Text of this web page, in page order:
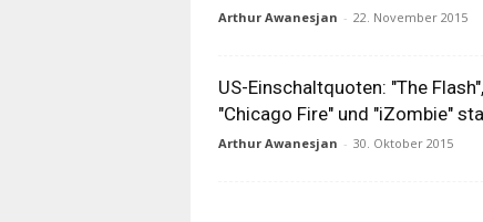
Arthur Awanesjan - 22. November 2015
US-Einschaltquoten: "The Flash",
"Chicago Fire" und "iZombie"
Arthur Awanesjan - 30. Oktober 2015